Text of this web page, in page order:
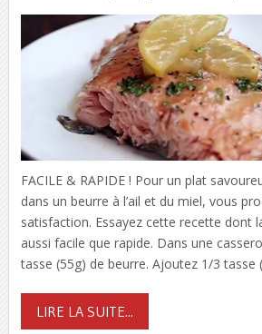
FACILE & RAPIDE ! Pour un plat
dans un beurre à l’ail et du miel, vous
satisfaction. Essayez cette recette dont
aussi facile que rapide. Dans une
tasse (55g) de beurre. Ajoutez 1/3 tasse
LIRE LA SUITE...